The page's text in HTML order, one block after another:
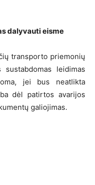
dalyvauti eisme
transporto priemonių
leidimas
jei bus neatlikta
dėl patirtos avarijos
galiojimas.